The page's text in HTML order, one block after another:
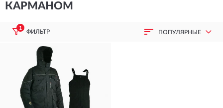
КАРМАНОМ
1
ФИЛЬТР ПОПУЛЯРНЫЕ